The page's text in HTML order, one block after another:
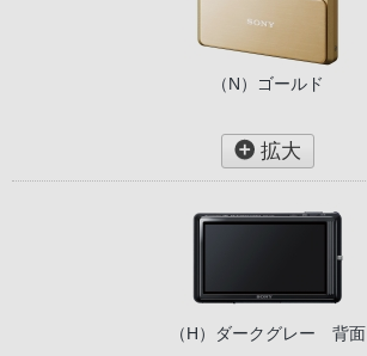
（N）ゴールド
拡大
（H）ダークグレー 背面